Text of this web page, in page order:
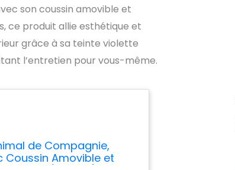
son coussin amovible et
ce produit allie esthétique et
grâce à sa teinte violette
l’entretien pour vous-même.
de Compagnie,
Coussin Amovible et